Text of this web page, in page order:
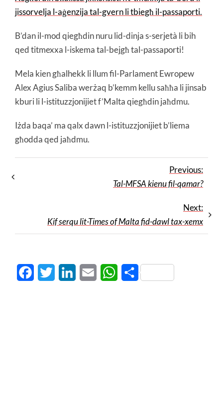
jissorvelja l-aġenzija tal-gvern li tbiegħ il-passaporti.
B’dan il-mod qiegħdin nuru lid-dinja s-serjetà li bih
qed titmexxa l-iskema tal-bejgħ tal-passaporti!
Mela kien għalhekk li llum fil-Parlament Ewropew
Alex Agius Saliba werżaq b’kemm kellu saħħa li jinsab
kburi li l-istituzzjonijiet f’Malta qiegħdin jaħdmu.
Iżda baqa’ ma qalx dawn l-istituzzjonijiet b’liema
għodda qed jaħdmu.
Previous:
Tal-MFSA kienu fil-qamar?
Next:
Kif serqu lit-Times of Malta fid-dawl tax-xemx
FacebookTwitter LinkedInEmail WhatsApp
Share